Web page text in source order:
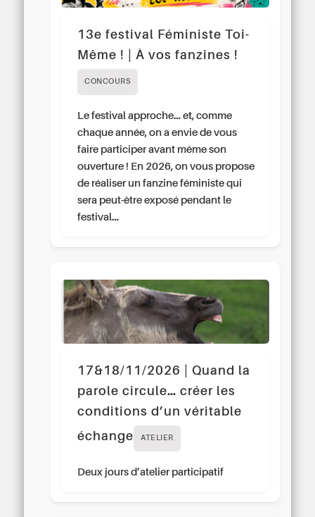
13e festival Féministe Toi-
Même ! | À vos fanzines !
CONCOURS
Le festival approche… et, comme
chaque année, on a envie de vous
faire participer avant même son
ouverture ! En 2026, on vous propose
de réaliser un fanzine féministe qui
sera peut-être exposé pendant le
festival…
17&18/11/2026 | Quand la
parole circule… créer les
conditions d’un véritable
échange
ATELIER
Deux jours d’atelier participatif